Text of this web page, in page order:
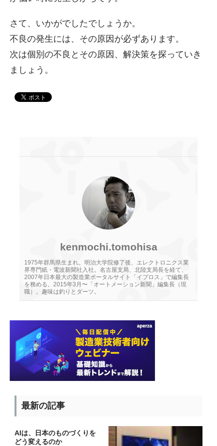
さて、いかがでしたでしょうか。
不良の発生には、その原因が必ずあります。
次は個別の不良とその原因、解決策を探っていき
ましょう。
kenmochi.tomohisa
1975年群馬県生まれ。明治大学院修了後、エレクトロニクス業
界専門紙・電波新聞社入社。名古屋支局、北陸支局長を経て、
2007年日本最大の製造業ポータルサイト「イプロス」で編集長
を務める。2015年3月〜「オートメーション新聞」編集長（現
職）。趣味は釣りとダーツ。
最新の記事
AIは、日本のものづくりを
どう変えるのか